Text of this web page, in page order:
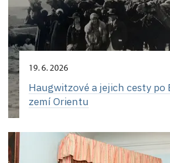
19. 6. 2026
Haugwitzové a jejich cesty po
zemí Orientu